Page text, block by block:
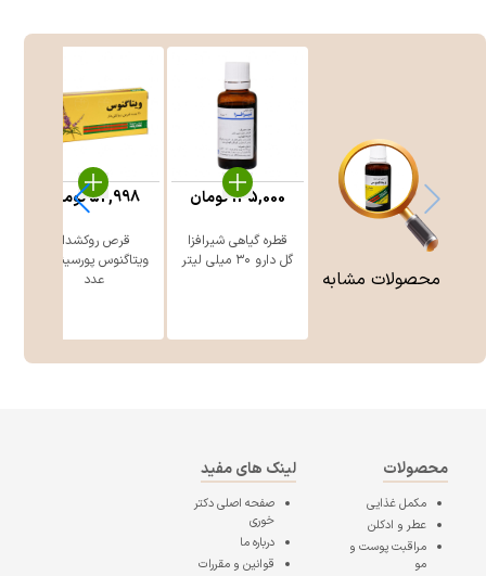
محصولات مشابه
قطره گیاهی شیرافزا
گل دارو ۳۰ میلی‎ لیتر
135,000تومان
قرص روکشدار
عدد
52,998تومان
محصولات
مکمل غذایی
عطر و ادکلن
مراقبت پوست و
مو
لینک های مفید
صفحه اصلیدکتر
خوری
درباره ما
قوانین و مقررات